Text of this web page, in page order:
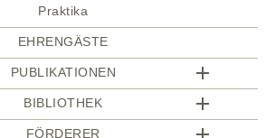
Praktika
EHRENGÄSTE
PUBLIKATIONEN
BIBLIOTHEK
FÖRDERER